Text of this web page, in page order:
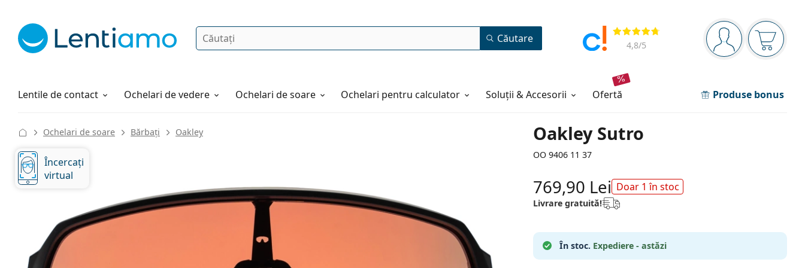
Panou de navigare
Sunteți logat
Coșul
Opinii
4,8/5
Căutare Căutare
Lentile de contact
Soluții Ochelari de vedere Ochelari de soare Ochelari pentru calculator Soluții & Accesorii ofertă Produse bonus
Cum comandați
Oakley Sutro
OO 9406 11 37
Ochelari de soare Bărbați Oakley
Încercați
virtual
769,90 Lei Doar 1 în stoc
Livrare gratuită!
În stoc. Expediere - astăzi